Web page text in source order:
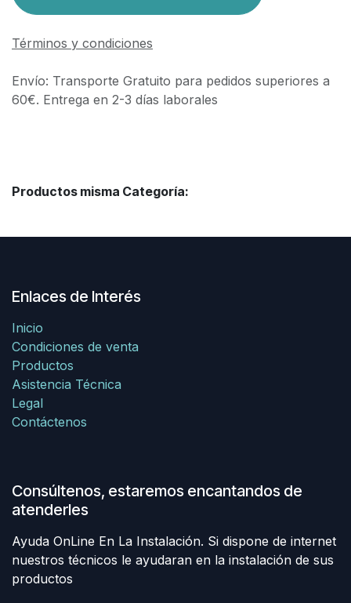
Términos y condiciones
Envío: Transporte Gratuito para pedidos superiores a
60€. Entrega en 2-3 días laborales
Productos misma Categoría:
Enlaces de Interés
Inicio
Condiciones de venta
Productos
Asistencia Técnica
Legal
Contáctenos
Consúltenos, estaremos encantandos de
atenderles
Ayuda OnLine En La Instalación. Si dispone de internet
nuestros técnicos le ayudaran en la instalación de sus
productos